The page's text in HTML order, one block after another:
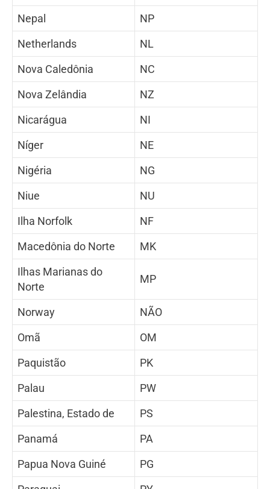
Nepal
NP
Netherlands
NL
Nova Caledônia
NC
Nova Zelândia
NZ
Nicarágua
NI
Níger
NE
Nigéria
NG
Niue
NU
Ilha Norfolk
NF
Macedônia do Norte
MK
Ilhas Marianas do
Norte
MP
Norway
NÃO
Omã
OM
Paquistão
PK
Palau
PW
Palestina, Estado de
PS
Panamá
PA
Papua Nova Guiné
PG